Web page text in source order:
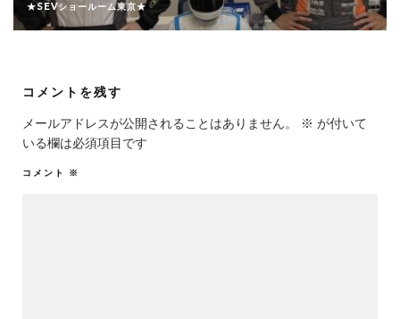
★SEVショールーム東京★
コメントを残す
メールアドレスが公開されることはありません。 ※ が付いて
いる欄は必須項目です
コメント ※